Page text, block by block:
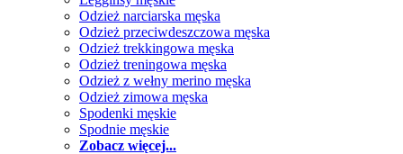
Odzież narciarska męska
Odzież przeciwdeszczowa męska
Odzież trekkingowa męska
Odzież treningowa męska
Odzież z wełny merino męska
Odzież zimowa męska
Spodenki męskie
Spodnie męskie
Zobacz więcej...